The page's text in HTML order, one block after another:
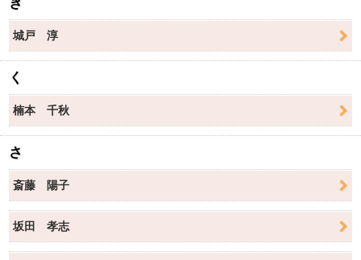
城戸 淳
く
楠本 千秋
さ
斎藤 陽子
坂田 孝志